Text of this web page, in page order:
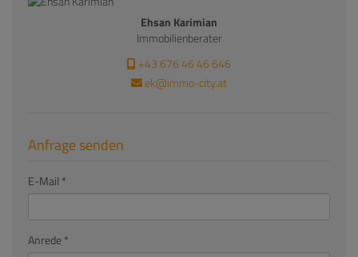
Ehsan Karimian
Immobilienberater
+43 676 46 46 646
ek@immo-city.at
Anfrage senden
E-Mail
Anrede